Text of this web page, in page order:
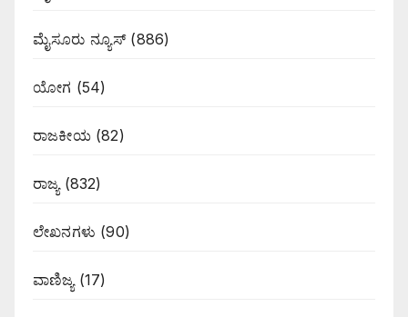
ಮೈಸೂರು ನ್ಯೂಸ್(886)
ಯೋಗ (54)
ರಾಜಕೀಯ(82)
ರಾಜ್ಯ(832)
ಲೇಖನಗಳು (90)
ವಾಣಿಜ್ಯ(17)